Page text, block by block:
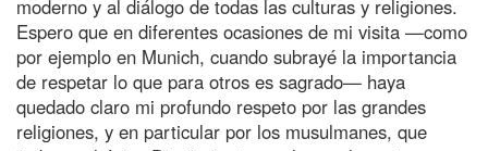
moderno y al diálogo de todas las culturas y religiones.
Espero que en diferentes ocasiones de mi visita —como
por ejemplo en Munich, cuando subrayé la importancia
de respetar lo que para otros es sagrado— haya
quedado claro mi profundo respeto por las grandes
religiones, y en particular por los musulmanes, que